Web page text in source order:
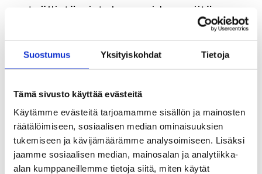
Suostumus Yksityiskohdat Tietoja
Tämä sivusto käyttää evästeitä
Käytämme evästeitä tarjoamamme sisällön ja mainosten
räätälöimiseen, sosiaalisen median ominaisuuksien
tukemiseen ja kävijämäärämme analysoimiseen. Lisäksi
jaamme sosiaalisen median, mainosalan ja analytiikka-
alan kumppaneillemme tietoja siitä, miten käytät
työllistämistukea, voidaan siitä
lukea 75 % työssäoloehtoosi. Jotta
26 viikon työssäoloehtosi täyttyy,
sinun on työskenneltävä
palkkatukityössä vähintään 35
viikkoa. Jos palkkatukityösi on
järjestetty ikääntyneitä koskevan
työllistämisvelvoitteen
perusteella, työssäoloehtosi